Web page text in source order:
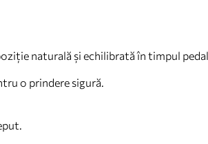
naturală și echilibrată în timpul
o prindere sigură.